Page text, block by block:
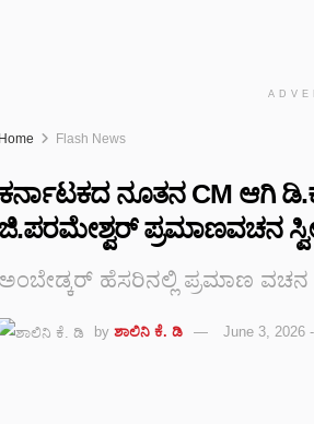
Home Flash News
ಕರ್ನಾಟಕದ ನೂತನ CM ಆಗಿ
ಪ್ರಮಾಣವಚನ
ಅಂಬೇಡ್ಕರ್‌ ಹೆಸರಿನಲ್ಲಿ ಪ್ರಮಾಣ ವಚನ
by ಶಾಲಿನಿ ಕೆ. ಡಿ June 3, 2026